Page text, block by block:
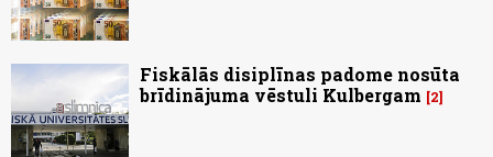
Fiskālās disiplīnas padome nosūta
brīdinājuma vēstuli Kulbergam
2